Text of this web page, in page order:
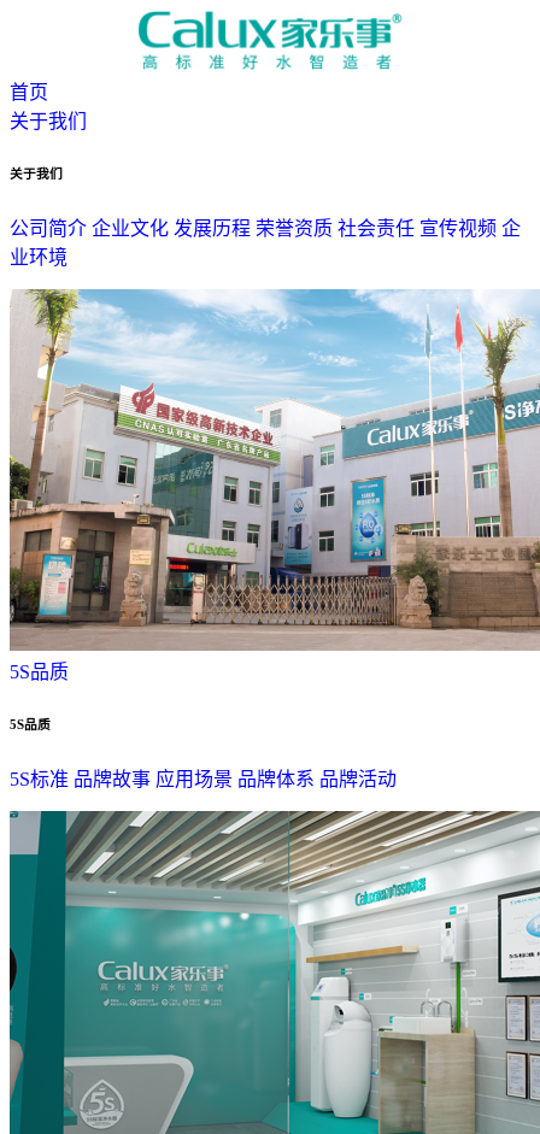
首页
关于我们
关于我们
公司简介 企业文化 发展历程 荣誉资质 社会责任 宣传视频 企
业环境
5S品质
5S品质
5S标准 品牌故事 应用场景 品牌体系 品牌活动